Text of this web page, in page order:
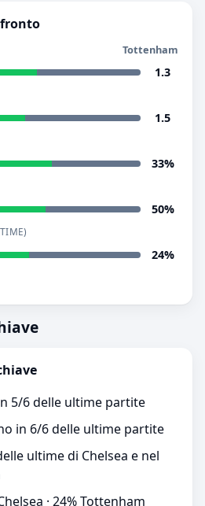
Tottenham
1.3
1.5
33%
50%
24%
5/6 delle ultime partite
in 6/6 delle ultime partite
ultime di Chelsea e nel
· 24% Tottenham